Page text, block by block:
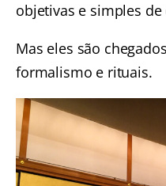
objetivas e simples
Mas eles são
formalismo e rituais.